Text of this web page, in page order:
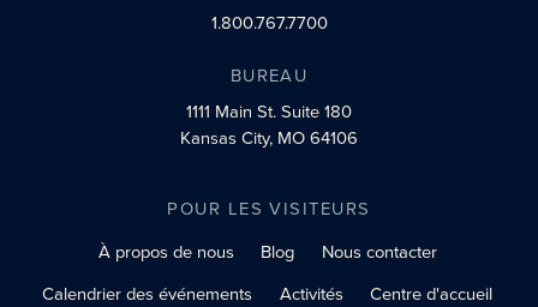
1.800.767.7700
BUREAU
1111 Main St.Suite 180
Kansas City, MO 64106
POUR LES VISITEURS
À propos de nous
Blog
Nous contacter
Calendrier des événements
Activités Centre d'accueil